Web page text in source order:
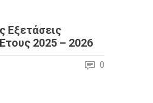
Εξετάσεις
2025 – 2026
0